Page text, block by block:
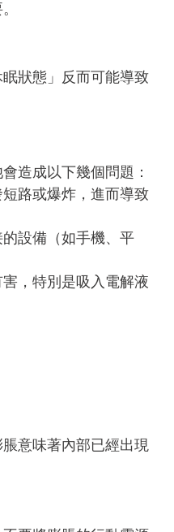
狀態」反而可能導致
造成以下幾個問題：
路或爆炸，進而導致
設備（如手機、平
，特別是吸入電解液
意味著內部已經出現